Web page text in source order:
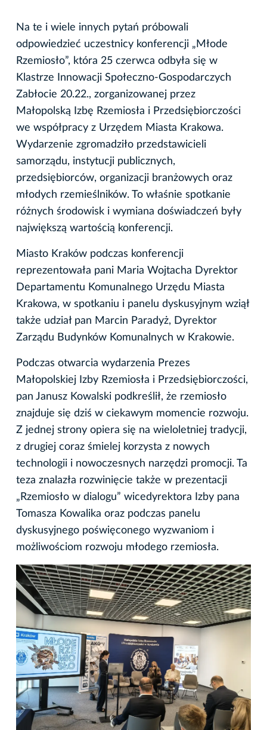
Na te i wiele innych pytań próbowali
odpowiedzieć uczestnicy konferencji „Młode
Rzemiosło”, która 25 czerwca odbyła się w
Klastrze Innowacji Społeczno-Gospodarczych
Zabłocie 20.22., zorganizowanej przez
Małopolską Izbę Rzemiosła i Przedsiębiorczości
we współpracy z Urzędem Miasta Krakowa.
Wydarzenie zgromadziło przedstawicieli
samorządu, instytucji publicznych,
przedsiębiorców, organizacji branżowych oraz
młodych rzemieślników. To właśnie spotkanie
różnych środowisk i wymiana doświadczeń były
największą wartością konferencji.
Miasto Kraków podczas konferencji
reprezentowała pani Maria Wojtacha Dyrektor
Departamentu Komunalnego Urzędu Miasta
Krakowa, w spotkaniu i panelu dyskusyjnym wziął
także udział pan Marcin Paradyż, Dyrektor
Zarządu Budynków Komunalnych w Krakowie.
Podczas otwarcia wydarzenia Prezes
Małopolskiej Izby Rzemiosła i Przedsiębiorczości,
pan Janusz Kowalski podkreślił, że rzemiosło
znajduje się dziś w ciekawym momencie rozwoju.
Z jednej strony opiera się na wieloletniej tradycji,
z drugiej coraz śmielej korzysta z nowych
technologii i nowoczesnych narzędzi promocji. Ta
teza znalazła rozwinięcie także w prezentacji
„Rzemiosło w dialogu” wicedyrektora Izby pana
Tomasza Kowalika oraz podczas panelu
dyskusyjnego poświęconego wyzwaniom i
możliwościom rozwoju młodego rzemiosła.